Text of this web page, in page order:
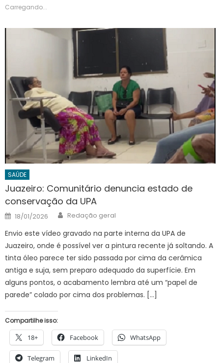
Carregando...
SAÚDE
Juazeiro: Comunitário denuncia estado de
conservação da UPA
Posted
on
18/01/2026 Author
Redação geral
Envio este vídeo gravado na parte interna da UPA de
Juazeiro, onde é possível ver a pintura recente já soltando. A
tinta óleo parece ter sido passada por cima da cerâmica
antiga e suja, sem preparo adequado da superfície. Em
alguns pontos, o acabamento lembra até um “papel de
parede” colado por cima dos problemas. […]
Compartilhe isso:
18+ Facebook WhatsApp
Telegram LinkedIn